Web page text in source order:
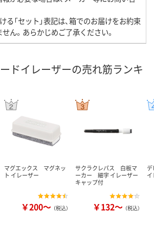
る「セット」表記は、箱でのお届けをお約束
ん。あらかじめご了承ください。
ドイレーザーの売れ筋ランキ
マグエックス マグネッ
ト イレーザー
￥200～ （税込）
サクラクレパス 白板マ
ーカー 細字 イレーザー
キャップ付
￥132～ （税込）